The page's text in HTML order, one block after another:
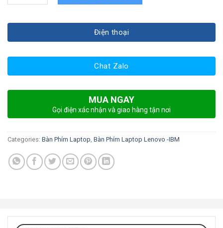
Điện thoại
Chat Zalo
MUA NGAY
Gọi điện xác nhận và giao hàng tận nơi
Categories: Bàn Phím Laptop, Bàn Phím Laptop Lenovo -IBM